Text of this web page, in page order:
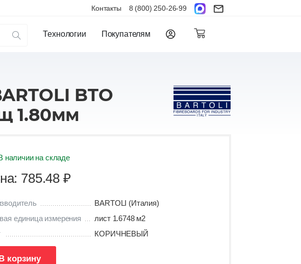
Контакты 8 (800) 250-26-99
Технологии Покупателям
BTO
1.80мм
наличии на складе
785.48 ₽
BARTOLI (Италия)
единица измерения
лист 1.6748 м2
КОРИЧНЕВЫЙ
корзину